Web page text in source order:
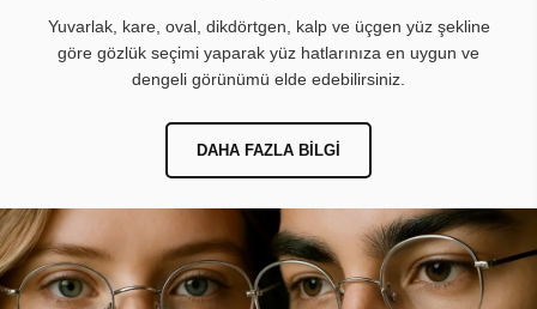
Yuvarlak, kare, oval, dikdörtgen, kalp ve üçgen yüz şekline
göre gözlük seçimi yaparak yüz hatlarınıza en uygun ve
dengeli görünümü elde edebilirsiniz.
DAHA FAZLA BILGI